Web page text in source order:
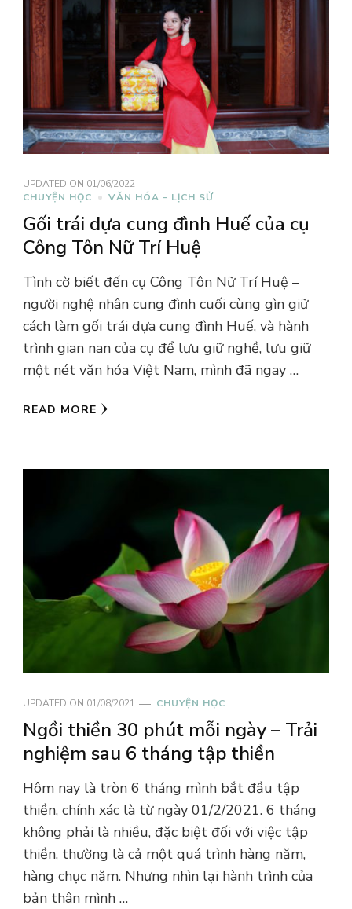
UPDATED ON 01/06/2022
CHUYỆN HỌC
VĂN HÓA - LỊCH SỬ
Gối trái dựa cung đình Huế của cụ
Công Tôn Nữ Trí Huệ
Tình cờ biết đến cụ Công Tôn Nữ Trí Huệ –
người nghệ nhân cung đình cuối cùng gìn giữ
cách làm gối trái dựa cung đình Huế, và hành
trình gian nan của cụ để lưu giữ nghề, lưu giữ
một nét văn hóa Việt Nam, mình đã ngay …
READ MORE
UPDATED ON 01/08/2021 CHUYỆN HỌC
Ngồi thiền 30 phút mỗi ngày – Trải
nghiệm sau 6 tháng tập thiền
Hôm nay là tròn 6 tháng mình bắt đầu tập
thiền, chính xác là từ ngày 01/2/2021. 6 tháng
không phải là nhiều, đặc biệt đối với việc tập
thiền, thường là cả một quá trình hàng năm,
hàng chục năm. Nhưng nhìn lại hành trình của
bản thân mình …